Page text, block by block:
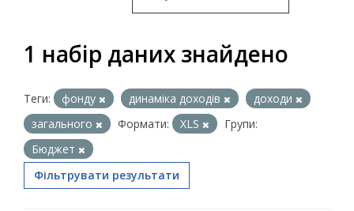
1 набір даних знайдено
Теги: фонду динаміка доходів
доходи
загального
Формати: XLS
Групи:
Бюджет
Фільтрувати результати